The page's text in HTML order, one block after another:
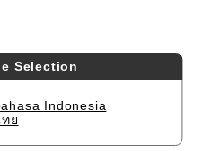
Selection
Indonesia
ย